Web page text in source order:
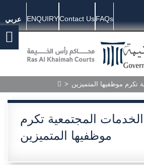
عربي ENQUIRYContact UsFAQs
> تكرم موظفيها المتميزين
الخدمات المجتمعية تكرم
موظفيها المتميزين